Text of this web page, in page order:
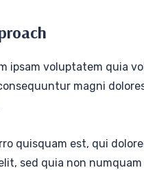
ipsam voluptatem quia
magni
quisquam est, qui
sed quia non